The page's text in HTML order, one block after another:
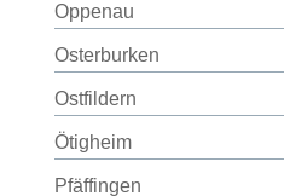
Oppenau
Osterburken
Ostfildern
Ötigheim
Pfäffingen